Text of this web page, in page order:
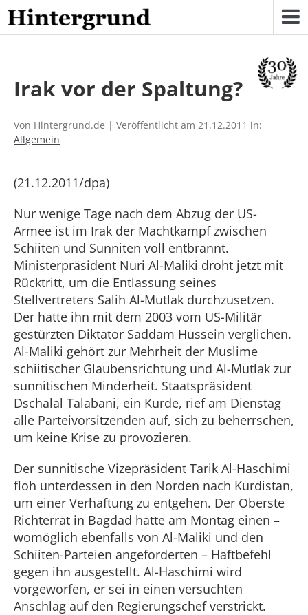
Skip
to
content
Irak vor der Spaltung?
Von Hintergrund.de | Veröffentlicht am 21.12.2011 in:
Allgemein
(21.12.2011/dpa)
Nur wenige Tage nach dem Abzug der US-
Armee ist im Irak der Machtkampf zwischen
Schiiten und Sunniten voll entbrannt.
Ministerpräsident Nuri Al-Maliki droht jetzt mit
Rücktritt, um die Entlassung seines
Stellvertreters Salih Al-Mutlak durchzusetzen.
Der hatte ihn mit dem 2003 vom US-Militär
gestürzten Diktator Saddam Hussein verglichen.
Al-Maliki gehört zur Mehrheit der Muslime
schiitischer Glaubensrichtung und Al-Mutlak zur
sunnitischen Minderheit. Staatspräsident
Dschalal Talabani, ein Kurde, rief am Dienstag
alle Parteivorsitzenden auf, sich zu beherrschen,
um keine Krise zu provozieren.
Der sunnitische Vizepräsident Tarik Al-Haschimi
floh unterdessen in den Norden nach Kurdistan,
um einer Verhaftung zu entgehen. Der Oberste
Richterrat in Bagdad hatte am Montag einen –
womöglich ebenfalls von Al-Maliki und den
Schiiten-Parteien angeforderten – Haftbefehl
gegen ihn ausgestellt. Al-Haschimi wird
vorgeworfen, er sei in einen versuchten
Anschlag auf den Regierungschef verstrickt.